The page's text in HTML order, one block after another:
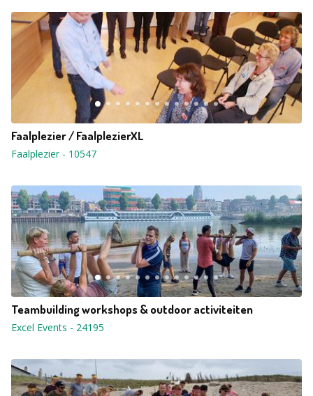
Faalplezier / FaalplezierXL
Faalplezier- 10547
Teambuilding workshops & outdoor activiteiten
Excel Events - 24195